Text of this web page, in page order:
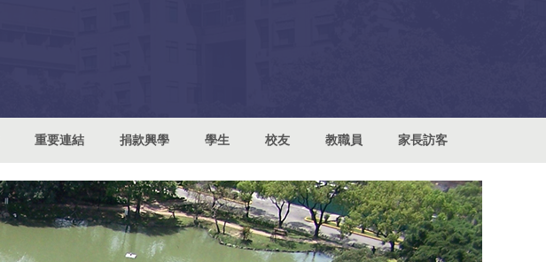
重要連結 捐款興學 學生 校友 教職員 家長訪客